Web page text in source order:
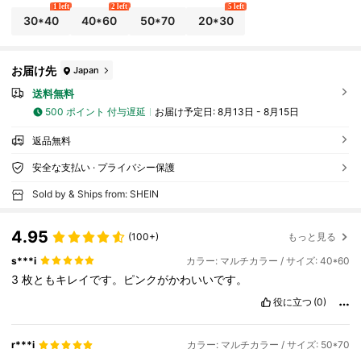
30*40
1 left
40*60
2 left
50*70 20*30
5 left
お届け先 Japan
送料無料
500 ポイント 付与遅延 お届け予定日: 8月13日 - 8月15日
返品無料
安全な支払い · プライバシー保護
Sold by & Ships from: SHEIN
4.95 (100+) もっと見る
s***i カラー: マルチカラー / サイズ: 40*60
3枚ともキレイです。ピンクがかわいいです。
役に立つ (0)
r***i カラー: マルチカラー / サイズ: 50*70